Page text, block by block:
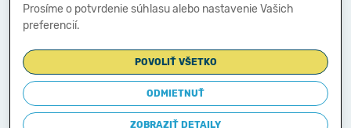
S.
hospodárenia
60
****
Výsledok
hospodárenia za
účtovné obdobie po
zdanení (+/-) (r. 56
61 2 135 436
Prosíme o potvrdenie súhlasu alebo nastavenie Vašich
preferencií.
POVOLIŤ VŠETKO
ODMIETNUŤ
ZOBRAZIŤ DETAILY